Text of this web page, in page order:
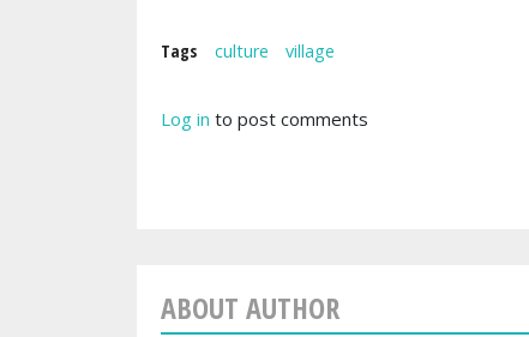
Tags culture village
Log in to post comments
ABOUT AUTHOR